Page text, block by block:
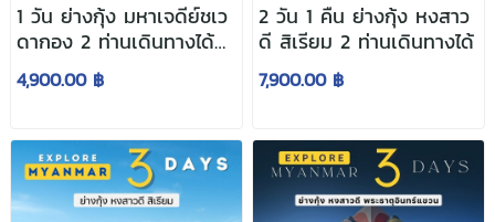
1 วัน ย่างกุ้ง มหาเจดีย์ชเว
ดากอง 2 ท่านเดินทางได้
เลย
4,900.00 ฿
2 วัน 1 คืน ย่างกุ้ง หงสาว
ดี สิเรียม 2 ท่านเดินทางได้
7,900.00 ฿